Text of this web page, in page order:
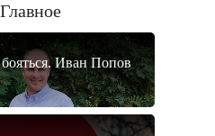
Главное
Иван Попов